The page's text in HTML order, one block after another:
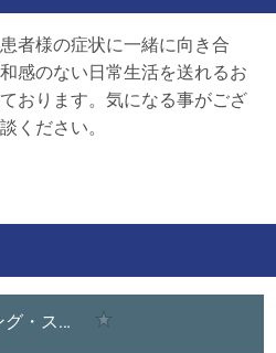
者様の症状に一緒に向き合
感のない日常生活を送れるお
おります。気になる事がござ
ください。